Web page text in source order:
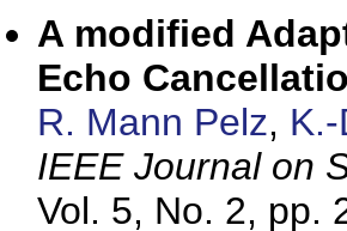
A modified
Echo
R. Mann Pelz,
IEEE Journal on
Vol. 5, No. 2, pp.